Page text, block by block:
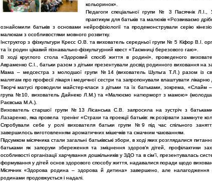
кольоринок».
Педагоги спеціальної групи № 3 Пасячнік Л.І.,
практикум для батьків та малюків «Розвиваємо
ознайомили батьків з основами нейрофізіології та продемонстрували серію
малюкам з особливостями мовного розвитку.
Інструктор з фізкультури Кресс О.В. та вихователь середньої групи № 5 Кіфор В.І.
та їх родин цікавий пізнавально-фізкультурний квест «Таємниці березового гаю».
В ході круглого стола «Здоровий спосіб життя в родині», проведеного
Авраменко С.І., батьки разом з дітьми презентували досвід родинного виховання на
Мама – медсестра з молодшої групи №14 (вихователь Шульга Т.Л.) разом із
малятам про професії лікаря і медичної сестри та запропонували влаштувати лікарню
Творчі матусі проводили майстер-класи з дітьми та їх батьками, зокрема, «Слайм
група №10, вихователь Дайнеко Л.М.) та «Малюємо натюрморт з мамою»
Раєвська М.А.).
Вихователь старшої групи №13 Лісанська С.В. запросила на зустріч з
Лазаренко, яка провела тренінг «Страхи та проекції батьків: як розірвати замкнуте
Спробували себе у ролі вихователя батьки групи №9 під час спільного
завершилось виготовленням ароматичних мішечків та смачним чаюванням.
Підсумком місячника стали загальні батьківські збори, в ході яких розглядалися
батьками як запоруки збереження та зміцнення здоров’я дітей, профілактики
особливості організації харчування дошкільників у ЗДО та в сім’ї, презентувалась
формування у дітей основ здорового способу життя, надавалися поради щодо
Місячник «Здорова родина – здорова й дитина» завершено, але налагодження
родинами продовжується і надалі.